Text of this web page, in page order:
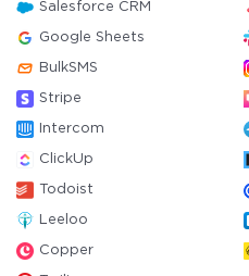
Salesforce CRM
Google Sheets
BulkSMS
Stripe
Intercom
ClickUp
Todoist
Leeloo
Copper